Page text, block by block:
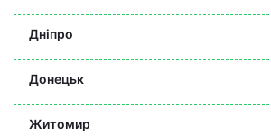
Дніпро
Донецьк
Житомир